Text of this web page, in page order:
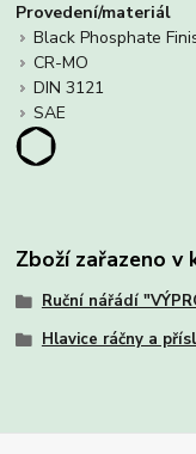
Provedení/materiál
Black Phosphate
CR-MO
DIN 3121
SAE
Zboží zařazeno v
Ruční nářádí
Hlavice ráčny a